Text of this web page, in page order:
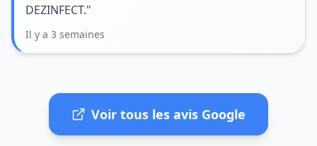
DEZINFECT."
Il y a 3 semaines
Voir tous les avis Google